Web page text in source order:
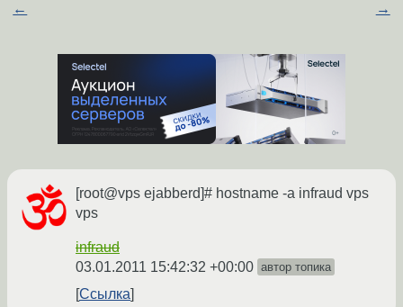
← →
[root@vps ejabberd]# hostname -a infraud vps
vps
infraud
03.01.2011 15:42:32 +00:00 автор топика
Ссылка